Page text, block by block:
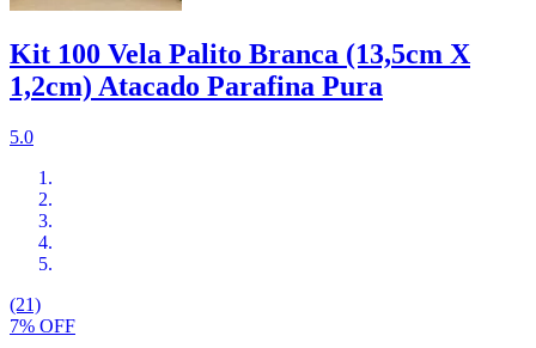
Kit 100 Vela Palito Branca (13,5cm X
1,2cm) Atacado Parafina Pura
5.0
(21)
7% OFF